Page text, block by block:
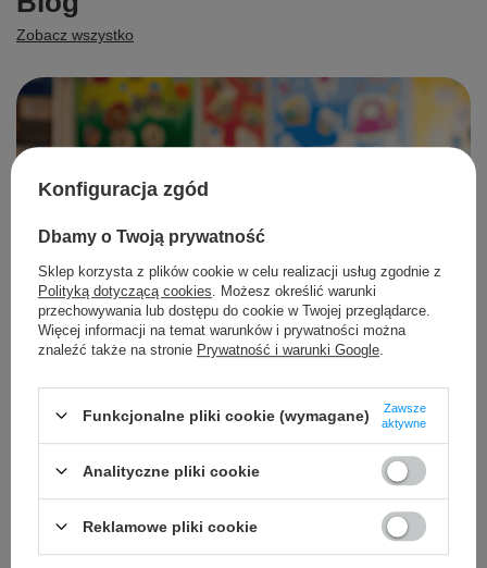
Zobacz wszystko
Wyprawka do przedszkola – co naprawdę
Konfiguracja zgód
Dbamy o Twoją prywatność
Sklep korzysta z plików cookie w celu realizacji usług zgodnie z
Polityką dotyczącą cookies . Możesz określić warunki
przechowywania lub dostępu do cookie w Twojej przeglądarce.
Więcej informacji na temat warunków i prywatności można
znaleźć także na stronie Prywatność i warunki Google
Funkcjonalne pliki cookie (wymagane)
Zawsze
aktywne
Analityczne pliki cookie
Reklamowe pliki cookie